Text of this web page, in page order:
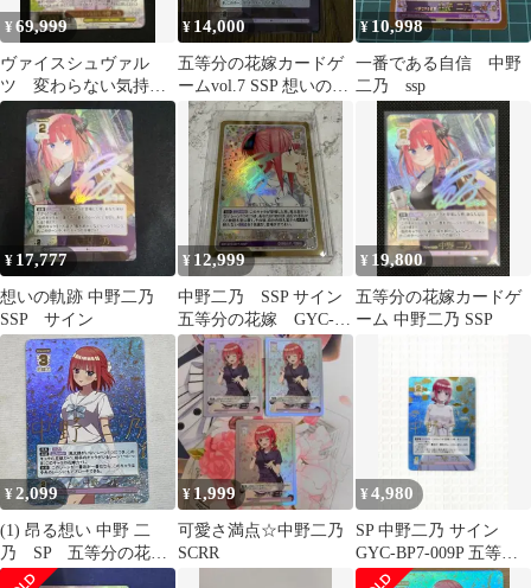
¥69,999
ヴァイスシュヴァル
ツ 変わらない気持
ち 中野二乃 SSP 3枚
セット
¥ 14,000
五等分の花嫁カードゲ
ームvol.7 SSP 想いの軌
跡 中野二乃
¥10,998
一番である自信 中野
二乃 ssp
¥ 17,777
想いの軌跡 中野二乃
SSP サイン
¥ 12,999
中野二乃 SSP サイン
五等分の花嫁 GYC-
BP7-008P
¥ 19,800
五等分の花嫁カードゲ
ーム 中野二乃 SSP
¥2,099
(1) 昂る想い 中野 二
乃 SP 五等分の花
嫁 カードゲーム ご
¥1,999
可愛さ満点☆中野二乃
SCRR
¥4,980
SP 中野二乃 サイン
GYC-BP7-009P 五等分
の花嫁 ごとカド 7